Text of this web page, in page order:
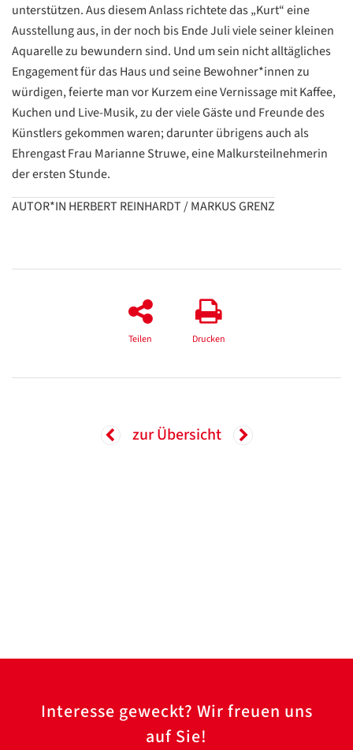
unterstützen. Aus diesem Anlass richtete das „Kurt“ eine
Ausstellung aus, in der noch bis Ende Juli viele seiner kleinen
Aquarelle zu bewundern sind. Und um sein nicht alltägliches
Engagement für das Haus und seine Bewohner*innen zu
würdigen, feierte man vor Kurzem eine Vernissage mit Kaffee,
Kuchen und Live-Musik, zu der viele Gäste und Freunde des
Künstlers gekommen waren; darunter übrigens auch als
Ehrengast Frau Marianne Struwe, eine Malkursteilnehmerin
der ersten Stunde.
AUTOR*IN HERBERT REINHARDT / MARKUS GRENZ
Teilen Drucken
zur Übersicht
Interesse geweckt? Wir freuen uns
auf Sie!
Datenschutzerklärung
Datenschutzerklärung
Google
Datenschutzerklärung
Übersetzen